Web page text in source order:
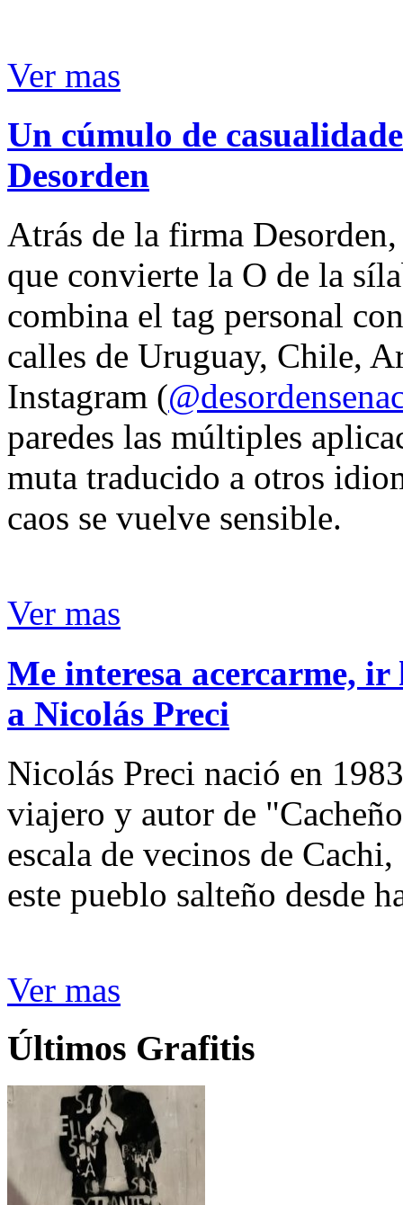
Ver mas
Un cúmulo de
Desorden
Atrás de la firma
que convierte la O de la
combina el tag personal
calles de Uruguay, Chile,
Instagram (
paredes las múltiples
muta traducido a otros
caos se vuelve sensible.
Ver mas
Me interesa acercarme,
a Nicolás Preci
Nicolás Preci nació en
viajero y autor de
escala de vecinos de
este pueblo salteño desde
Ver mas
Últimos Grafitis